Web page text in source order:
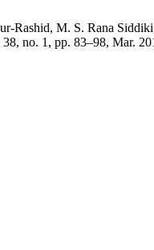
Rashid, M. S. Rana
38, no. 1, pp. 83–98, Mar.